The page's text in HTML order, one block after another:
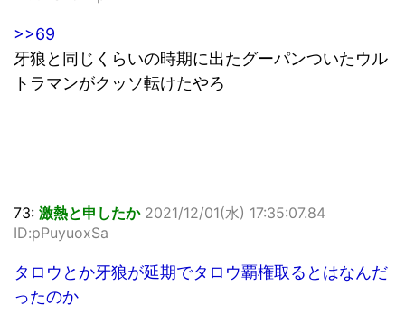
>>69
牙狼と同じくらいの時期に出たグーパンついたウル
トラマンがクッソ転けたやろ
73: 激熱と申したか 2021/12/01(水) 17:35:07.84
ID:pPuyuoxSa
タロウとか牙狼が延期でタロウ覇権取るとはなんだ
ったのか